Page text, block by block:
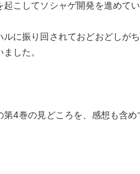
こしてソシャゲ開発を進めてい
に振り回されておどおどしが
した。
4巻の見どころを、感想も含め